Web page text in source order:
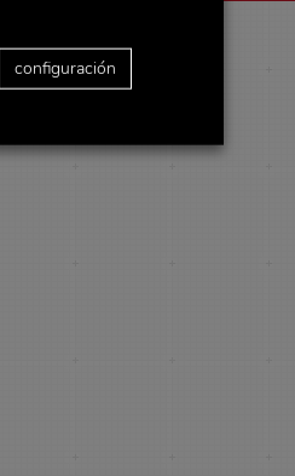
configuración